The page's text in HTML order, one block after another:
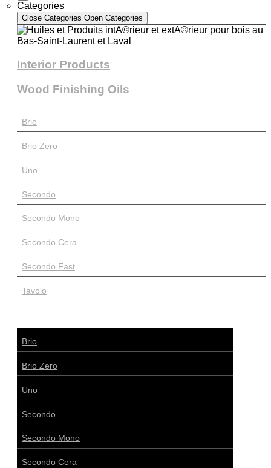
Categories
Close Categories Open Categories
Interior Products
Wood Finishing Oils
Brio
Brio Zero
Uno
Secondo
Secondo Mono
Secondo Cera
Secondo Fast
Tavolo
Brio
Brio Zero
Uno
Secondo
Secondo Mono
Secondo Cera